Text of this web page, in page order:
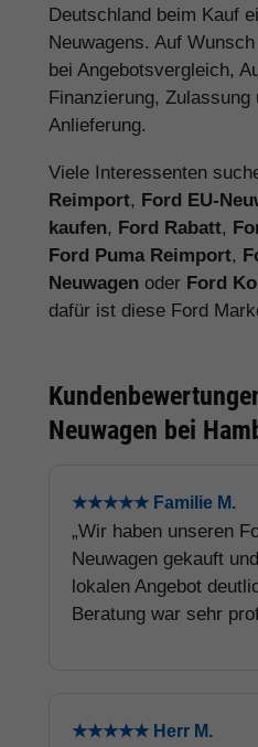
Deutschland beim Kauf
Neuwagens. Auf
bei Angebotsvergleich,
Finanzierung, Zulassung
Anlieferung.
Viele Interessenten
Reimport, Ford EU-
kaufen, Ford Rabatt,
Ford Puma Reimport,
Neuwagen oder Ford
dafür ist diese Ford
Neuwagen bei
★★★★★ Familie M.
„Wir haben unseren
Neuwagen gekauft
lokalen Angebot
Beratung war sehr
★★★★★ Herr M.